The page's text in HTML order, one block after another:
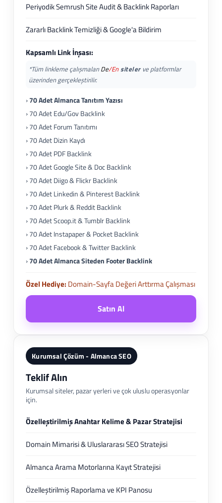
Periyodik Semrush Site Audit & Backlink Raporları
Zararlı Backlink Temizliği & Google'a Bildirim
Kapsamlı Link İnşası:
*Tüm linkleme çalışmalarıDe/Ensitelerve platformlar
üzerinden gerçekleştirilir.
›70 Adet Almanca Tanıtım Yazısı
› 70 Adet Edu/Gov Backlink
› 70 Adet Forum Tanıtımı
› 70 Adet Dizin Kaydı
› 70 Adet PDF Backlink
› 70 Adet Google Site & Doc Backlink
› 70 Adet Diigo & Flickr Backlink
› 70 Adet Linkedin & Pinterest Backlink
› 70 Adet Plurk & Reddit Backlink
› 70 Adet Scoop.it & Tumblr Backlink
› 70 Adet Instapaper & Pocket Backlink
› 70 Adet Facebook & Twitter Backlink
›70 Adet Almanca Siteden Footer Backlink
Özel Hediye: Domain-Sayfa Değeri Arttırma Çalışması
Satın Al
Kurumsal Çözüm - Almanca SEO
Teklif Alın
Kurumsal siteler, pazar yerleri ve çok uluslu operasyonlar
için.
Özelleştirilmiş Anahtar Kelime & Pazar Stratejisi
Domain Mimarisi & Uluslararası SEO Stratejisi
Almanca Arama Motorlarına Kayıt Stratejisi
Özelleştirilmiş Raporlama ve KPI Panosu